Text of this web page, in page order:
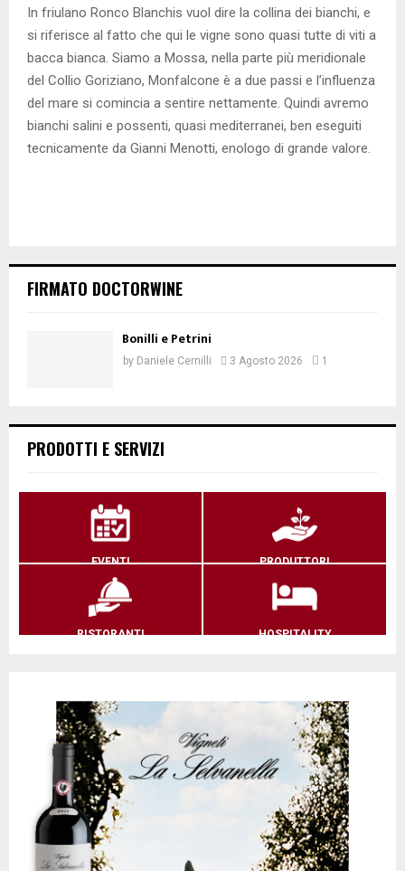
In friulano Ronco Blanchis vuol dire la collina dei bianchi, e
si riferisce al fatto che qui le vigne sono quasi tutte di viti a
bacca bianca. Siamo a Mossa, nella parte più meridionale
del Collio Goriziano, Monfalcone è a due passi e l’influenza
del mare si comincia a sentire nettamente. Quindi avremo
bianchi salini e possenti, quasi mediterranei, ben eseguiti
tecnicamente da Gianni Menotti, enologo di grande valore.
FIRMATO DOCTORWINE
Bonilli e Petrini
by Daniele Cernilli 3 Agosto 2026 1
PRODOTTI E SERVIZI
EVENTI PRODUTTORI
RISTORANTI HOSPITALITY